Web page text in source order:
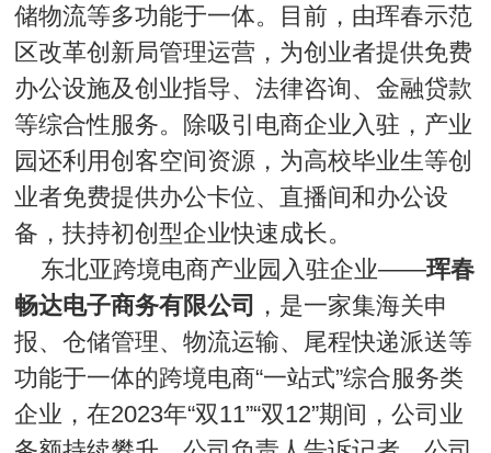
储物流等多功能于一体。目前，由珲春示范
区改革创新局管理运营，为创业者提供免费
办公设施及创业指导、法律咨询、金融贷款
等综合性服务。除吸引电商企业入驻，产业
园还利用创客空间资源，为高校毕业生等创
业者免费提供办公卡位、直播间和办公设
备，扶持初创型企业快速成长。
东北亚跨境电商产业园入驻企业——珲春
畅达电子商务有限公司 ，是一家集海关申
报、仓储管理、物流运输、尾程快递派送等
功能于一体的跨境电商“一站式”综合服务类
企业，在2023年“双11”“双12”期间，公司业